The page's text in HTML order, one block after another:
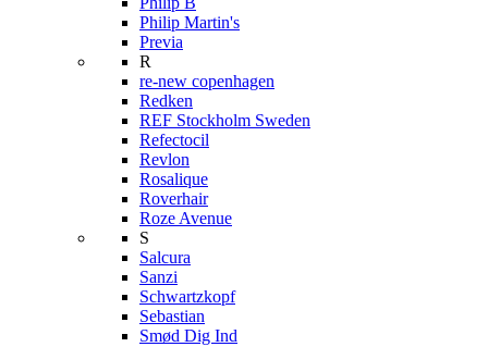
Philip Martin's
Previa
R
re-new copenhagen
Redken
REF Stockholm Sweden
Refectocil
Revlon
Rosalique
Roverhair
Roze Avenue
S
Salcura
Sanzi
Schwartzkopf
Sebastian
Smød Dig Ind